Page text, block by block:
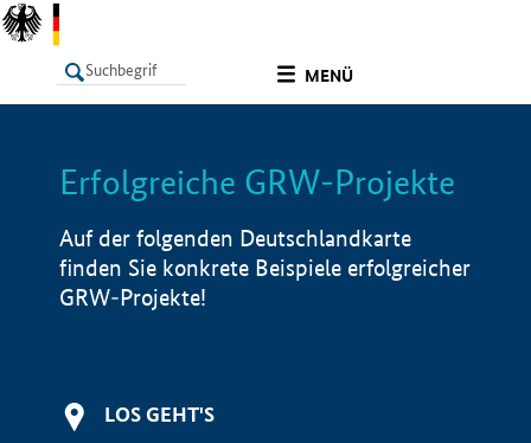
MENÜ
LISTE Info
Erfolgreiche GRW-Projekte
Auf der folgenden Deutschlandkarte
finden Sie konkrete Beispiele erfolgreicher
GRW-Projekte!
LOS GEHT'S